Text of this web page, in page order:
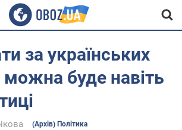
за українських
можна буде навіть
(Архів) Політика